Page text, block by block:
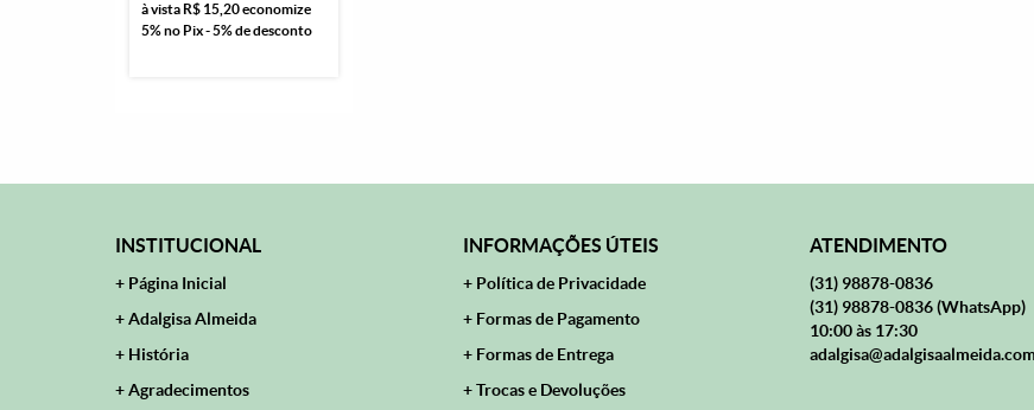
à vista R$ 15,20economize
5%no Pix - 5% de desconto
INSTITUCIONAL
Página Inicial
Adalgisa Almeida
História
Agradecimentos
INFORMAÇÕES ÚTEIS
Política de Privacidade
Formas de Pagamento
Formas de Entrega
Trocas e Devoluções
ATENDIMENTO
(31) 98878-0836
(31) 98878-0836(WhatsApp)
10:00 às 17:30